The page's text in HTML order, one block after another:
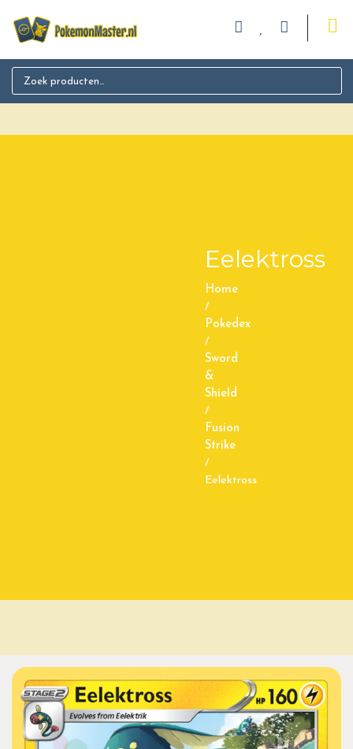
Search for:
Eelektross
Home
/
Pokedex
/
Sword
&
Shield
/
Fusion
Strike
/
Eelektross